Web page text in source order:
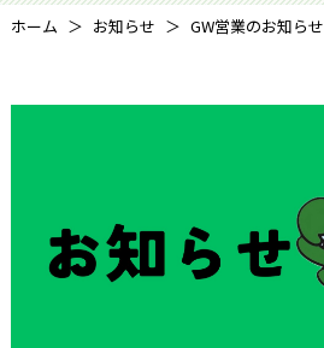
ホーム お知らせ GW営業のお知らせ